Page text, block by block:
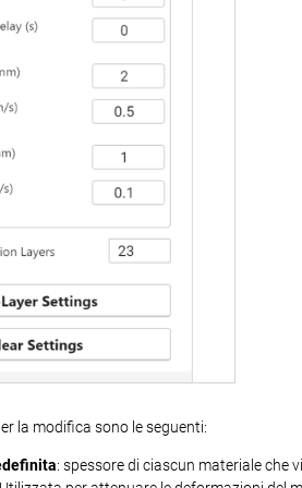
la modifica sono le seguenti:
: spessore di ciascun materiale che